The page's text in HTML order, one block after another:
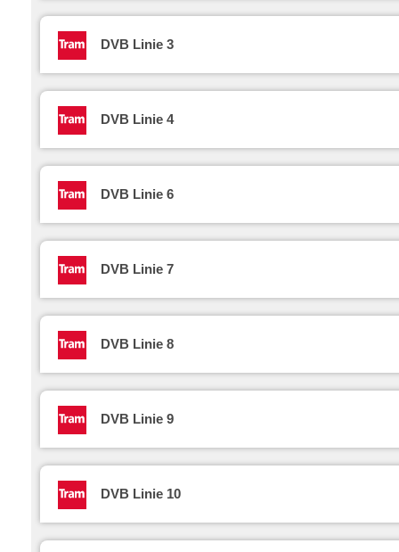
DVB Linie 3
DVB Linie 4
DVB Linie 6
DVB Linie 7
DVB Linie 8
DVB Linie 9
DVB Linie 10